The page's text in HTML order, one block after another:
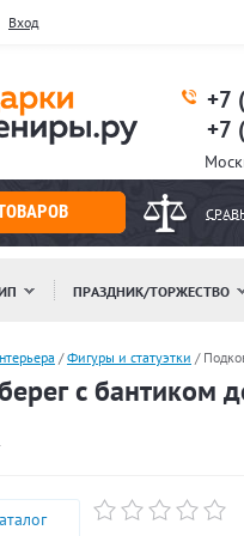
Вход
+7
+7
ПРАЗДНИК/ТОРЖЕСТВО
/Фигуры и статуэтки /
с бантиком